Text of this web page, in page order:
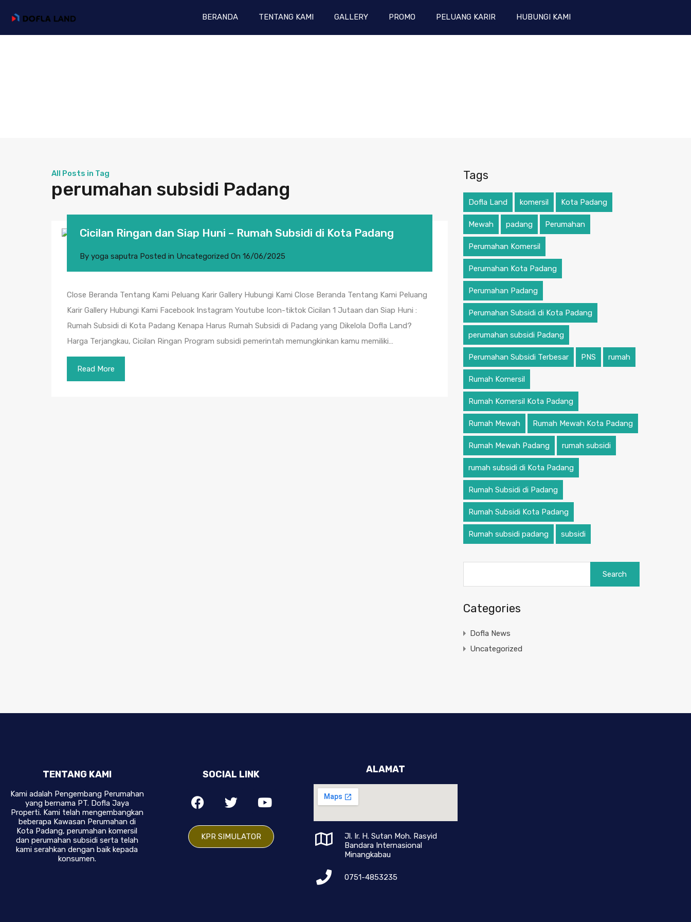
BERANDA TENTANG KAMI GALLERY PROMO PELUANG KARIR HUBUNGI KAMI
All Posts in Tag
perumahan subsidi Padang
Cicilan Ringan dan Siap Huni – Rumah Subsidi di Kota Padang
By yoga saputra Posted in Uncategorized On 16/06/2025
Close Beranda Tentang Kami Peluang Karir Gallery Hubungi Kami Close Beranda Tentang Kami Peluang
Karir Gallery Hubungi Kami Facebook Instagram Youtube Icon-tiktok Cicilan 1 Jutaan dan Siap Huni :
Rumah Subsidi di Kota Padang Kenapa Harus Rumah Subsidi di Padang yang Dikelola Dofla Land?
Harga Terjangkau, Cicilan Ringan Program subsidi pemerintah memungkinkan kamu memiliki…
Read More
Tags
Dofla Land komersil Kota Padang
Mewah padang Perumahan
Perumahan Komersil
Perumahan Kota Padang
Perumahan Padang
Perumahan Subsidi di Kota Padang
perumahan subsidi Padang
Perumahan Subsidi Terbesar PNS rumah
Rumah Komersil
Rumah Komersil Kota Padang
Rumah Mewah Rumah Mewah Kota Padang
Rumah Mewah Padang rumah subsidi
rumah subsidi di Kota Padang
Rumah Subsidi di Padang
Rumah Subsidi Kota Padang
Rumah subsidi padang subsidi
Categories
Dofla News
Uncategorized
TENTANG KAMI
Kami adalah Pengembang Perumahan
yang bernama PT. Dofla Jaya
Properti. Kami telah mengembangkan
beberapa Kawasan Perumahan di
Kota Padang, perumahan komersil
dan perumahan subsidi serta telah
kami serahkan dengan baik kepada
konsumen.
SOCIAL LINK
KPR SIMULATOR
ALAMAT
Jl. Ir. H. Sutan Moh. Rasyid
Bandara Internasional
Minangkabau
0751-4853235